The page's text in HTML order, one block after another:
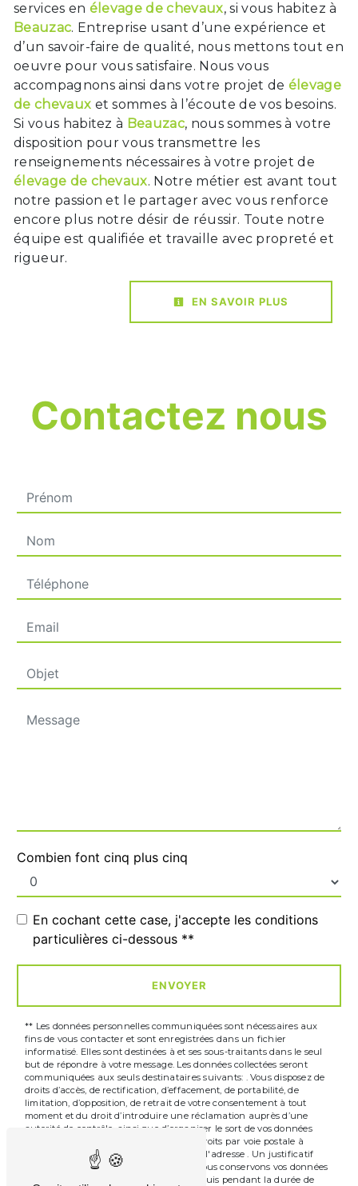
services en élevage de chevaux, si vous habitez à
Beauzac. Entreprise usant d’une expérience et
d’un savoir-faire de qualité, nous mettons tout en
oeuvre pour vous satisfaire. Nous vous
accompagnons ainsi dans votre projet de élevage
de chevaux et sommes à l’écoute de vos besoins.
Si vous habitez à Beauzac, nous sommes à votre
disposition pour vous transmettre les
renseignements nécessaires à votre projet de
élevage de chevaux. Notre métier est avant tout
notre passion et le partager avec vous renforce
encore plus notre désir de réussir. Toute notre
équipe est qualifiée et travaille avec propreté et
rigueur.
EN SAVOIR PLUS
Contactez nous
Combien font cinq plus cinq
En cochant cette case, j'accepte les conditions
particulières ci-dessous **
ENVOYER
** Les données personnelles communiquées sont nécessaires aux
fins de vous contacter et sont enregistrées dans un fichier
informatisé. Elles sont destinées à et ses sous-traitants dans le seul
but de répondre à votre message. Les données collectées seront
communiquées aux seuls destinataires suivants: . Vous disposez de
droits d’accès, de rectification, d’effacement, de portabilité, de
limitation, d’opposition, de retrait de votre consentement à tout
moment et du droit d’introduire une réclamation auprès d’une
autorité de contrôle, ainsi que d’organiser le sort de vos données
post-mortem. Vous pouvez exercer ces droits par voie postale à
l'adresse ou par courrier électronique à l'adresse . Un justificatif
d'identité pourra vous être demandé. Nous conservons vos données
pendant la période de prise de contact puis pendant la durée de